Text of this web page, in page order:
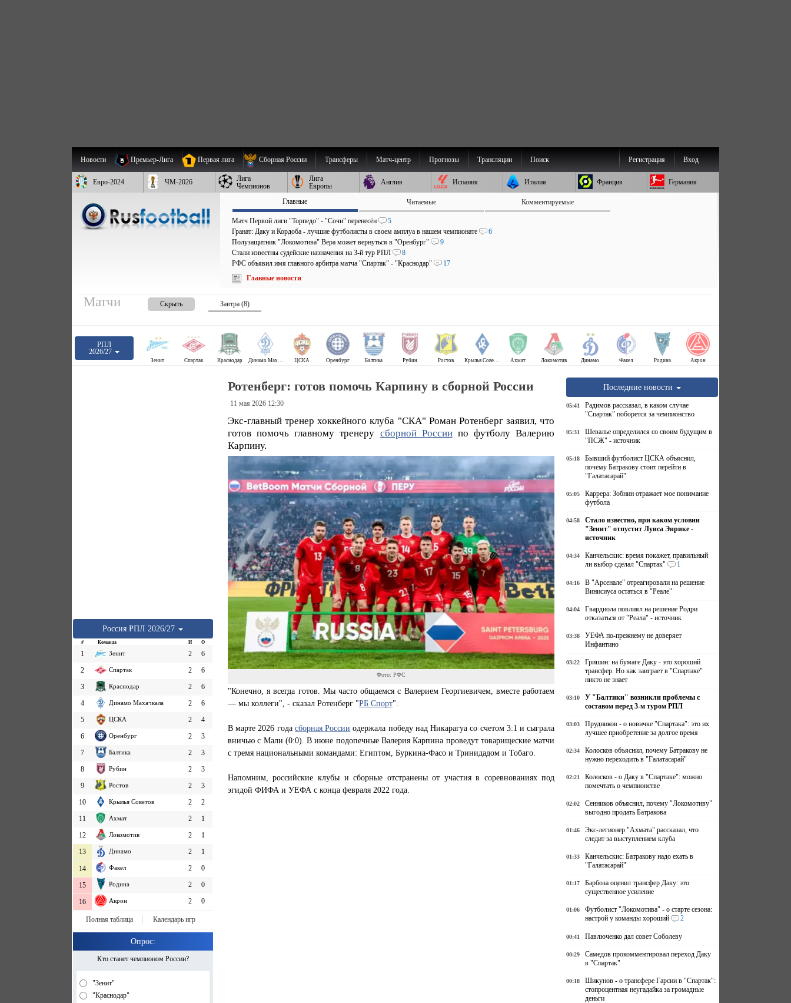
Новости Премьер-Лига Первая лига Сборная России Трансферы Матч-центр Прогнозы Трансляции Поиск Вход
Регистрация
Евро-2024 ЧМ-2026
Лига
Чемпионов
Лига
Европы
Англия Испания Италия Франция Германия
Главные Читаемые Комментируемые
Матч Первой лиги "Торпедо" - "Сочи" перенесён
5
Гранат: Даку и Кордоба - лучшие футболисты в своем амплуа в нашем чемпионате
6
Полузащитник "Локомотива" Вера может вернуться в "Оренбург"
9
Стали известны судейские назначения на 3-й тур РПЛ
8
РФС объявил имя главного арбитра матча "Спартак" - "Краснодар"
17
Главные новости
Матчи Скрыть Завтра (8)
РПЛ
2026/27
Зенит Спартак Краснодар Динамо Махачкала ЦСКА Оренбург Балтика Рубин Ростов Крылья Советов Ахмат Локомотив Динамо Факел Родина Акрон
Россия РПЛ 2026/27
# Команда И О
1 Зенит 2
6
2
Спартак 2
6
3
Краснодар 2
6
4
Динамо Махачкала 2
6
5
ЦСКА 2
4
6
Оренбург 2
3
7
Балтика 2
3
8
Рубин 2
3
9
Ростов 2
3
10
Крылья Советов 2
2
11
Ахмат 2
1
12
Локомотив 2
1
13
Динамо 2 1
14 Факел 2 0
15 Родина 2 0
16 Акрон 2 0
Полная таблица Календарь игр
Опрос:
Кто станет чемпионом России?
"Зенит"
"Краснодар"
Ротенберг: готов помочь Карпину в сборной России
11 мая 2026 12:30
Экс-главный тренер хоккейного клуба "СКА" Роман Ротенберг заявил, что
готов помочь главному тренеру сборной Россиипо футболу Валерию
Карпину.
Фото: РФС
"Конечно, я всегда готов. Мы часто общаемся с Валерием Георгиевичем, вместе работаем
— мы коллеги", - сказал Ротенберг "РБ Спорт".
В марте 2026 года сборная России одержала победу над Никарагуа со счетом 3:1 и сыграла
вничью с Мали (0:0). В июне подопечные Валерия Карпина проведут товарищеские матчи
с тремя национальными командами: Египтом, Буркина-Фасо и Тринидадом и Тобаго.
Напомним, российские клубы и сборные отстранены от участия в соревнованиях под
эгидой ФИФА и УЕФА с конца февраля 2022 года.
Последние новости
05:41
Радимов рассказал, в каком случае
"Спартак" поборется за чемпионство
05:31
Шевалье определился со своим будущим в
"ПСЖ" - источник
05:18
Бывший футболист ЦСКА объяснил,
почему Батракову стоит перейти в
"Галатасарай"
05:05
Каррера: Зобнин отражает мое понимание
футбола
04:58
Стало известно, при каком условии
"Зенит" отпустит Луиса Энрике -
источник
04:34
Канчельскис: время покажет, правильный
ли выбор сделал "Спартак"
1
04:16
В "Арсенале" отреагировали на решение
Винисиуса остаться в "Реале"
04:04
Гвардиола повлиял на решение Родри
отказаться от "Реала" - источник
03:38
УЕФА по-прежнему не доверяет
Инфантино
03:22
Гришин: на бумаге Даку - это хороший
трансфер. Но как заиграет в "Спартаке"
никто не знает
03:10
У "Балтики" возникли проблемы с
составом перед 3-м туром РПЛ
03:03
Прудников - о новичке "Спартака": это их
лучшее приобретение за долгое время
02:34
Колосков объяснил, почему Батракову не
нужно переходить в "Галатасарай"
02:21
Колосков - о Даку в "Спартаке": можно
помечтать о чемпионстве
02:02
Сенников объяснил, почему "Локомотиву"
выгодно продать Батракова
01:46
Экс-легионер "Ахмата" рассказал, что
следит за выступлением клуба
01:33
Канчельскис: Батракову надо ехать в
"Галатасарай"
01:17
Барбоза оценил трансфер Даку: это
существенное усиление
01:06
Футболист "Локомотива" - о старте сезона:
настрой у команды хороший
2
00:41 Павлюченко дал совет Соболеву
00:29
Самедов прокомментировал переход Даку
в "Спартак"
00:18
Шикунов - о трансфере Гарсии в "Спартак":
стопроцентная неугадайка за громадные
деньги